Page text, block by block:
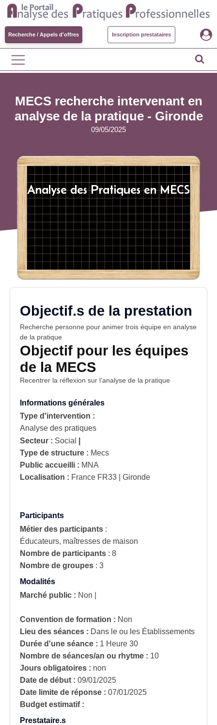
Recherche / Appels d'offres Inscription prestataires
MECS recherche intervenant en
analyse de la pratique - Gironde
09/05/2025
Analyse des Pratiques en MECS
Objectif.s de la prestation
Recherche personne pour animer trois équipe en analyse
de la pratique
Objectif pour les équipes
de la MECS
Recentrer la réflexion sur l’analyse de la pratique
Informations générales
Type d'intervention :
Analyse des pratiques
Secteur : Social
Type de structure : Mecs
Public accueilli : MNA
Localisation : France FR33 | Gironde
Participants
Métier des participants :
Éducateurs, maîtresses de maison
Nombre de participants : 8
Nombre de groupes : 3
Modalités
Marché public : Non
Convention de formation : Non
Lieu des séances : Dans le ou les Établissements
Durée d'une séance : 1 Heure 30
Nombre de séances/an ou rhytme : 10
Jours obligatoires : non
Date de début : 09/01/2025
Date limite de réponse : 07/01/2025
Budget estimatif :
Prestataire.s